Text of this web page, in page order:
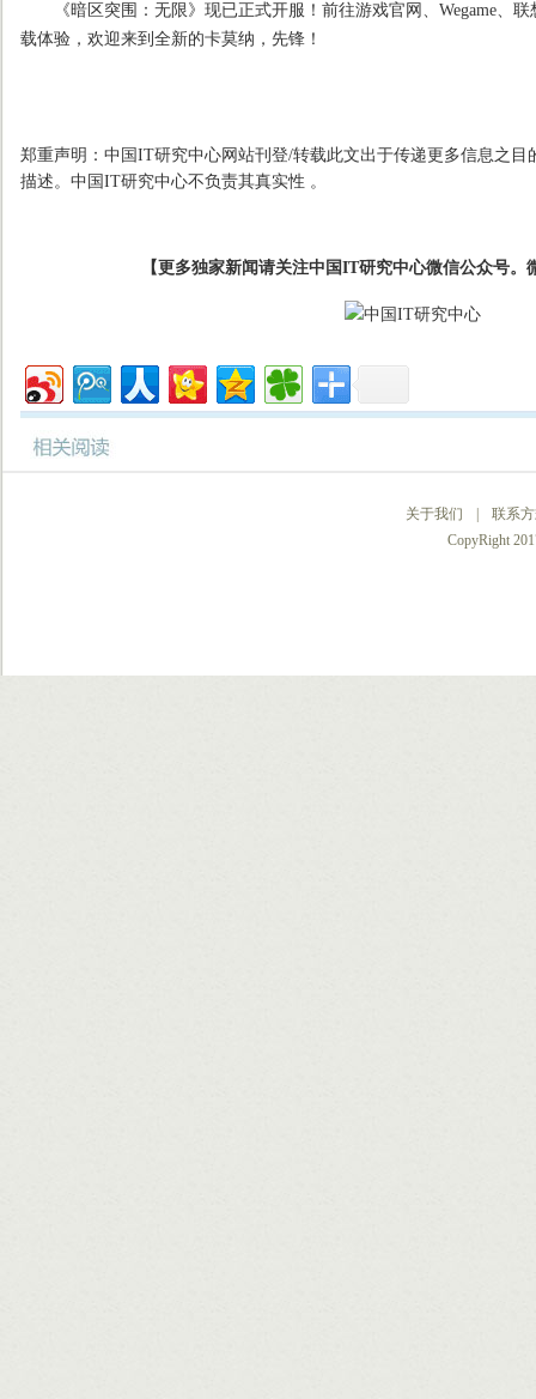
《暗区突围：无限》现已正式开服！前往游戏官网、Wegame、联
载体验，欢迎来到全新的卡莫纳，先锋！
郑重声明：中国IT研究中心网站刊登/转载此文出于传递更多信息之
描述。中国IT研究中心不负责其真实性 。
【更多独家新闻请关注中国IT研究中心微信公众号。
关于我们
联系
CopyRight